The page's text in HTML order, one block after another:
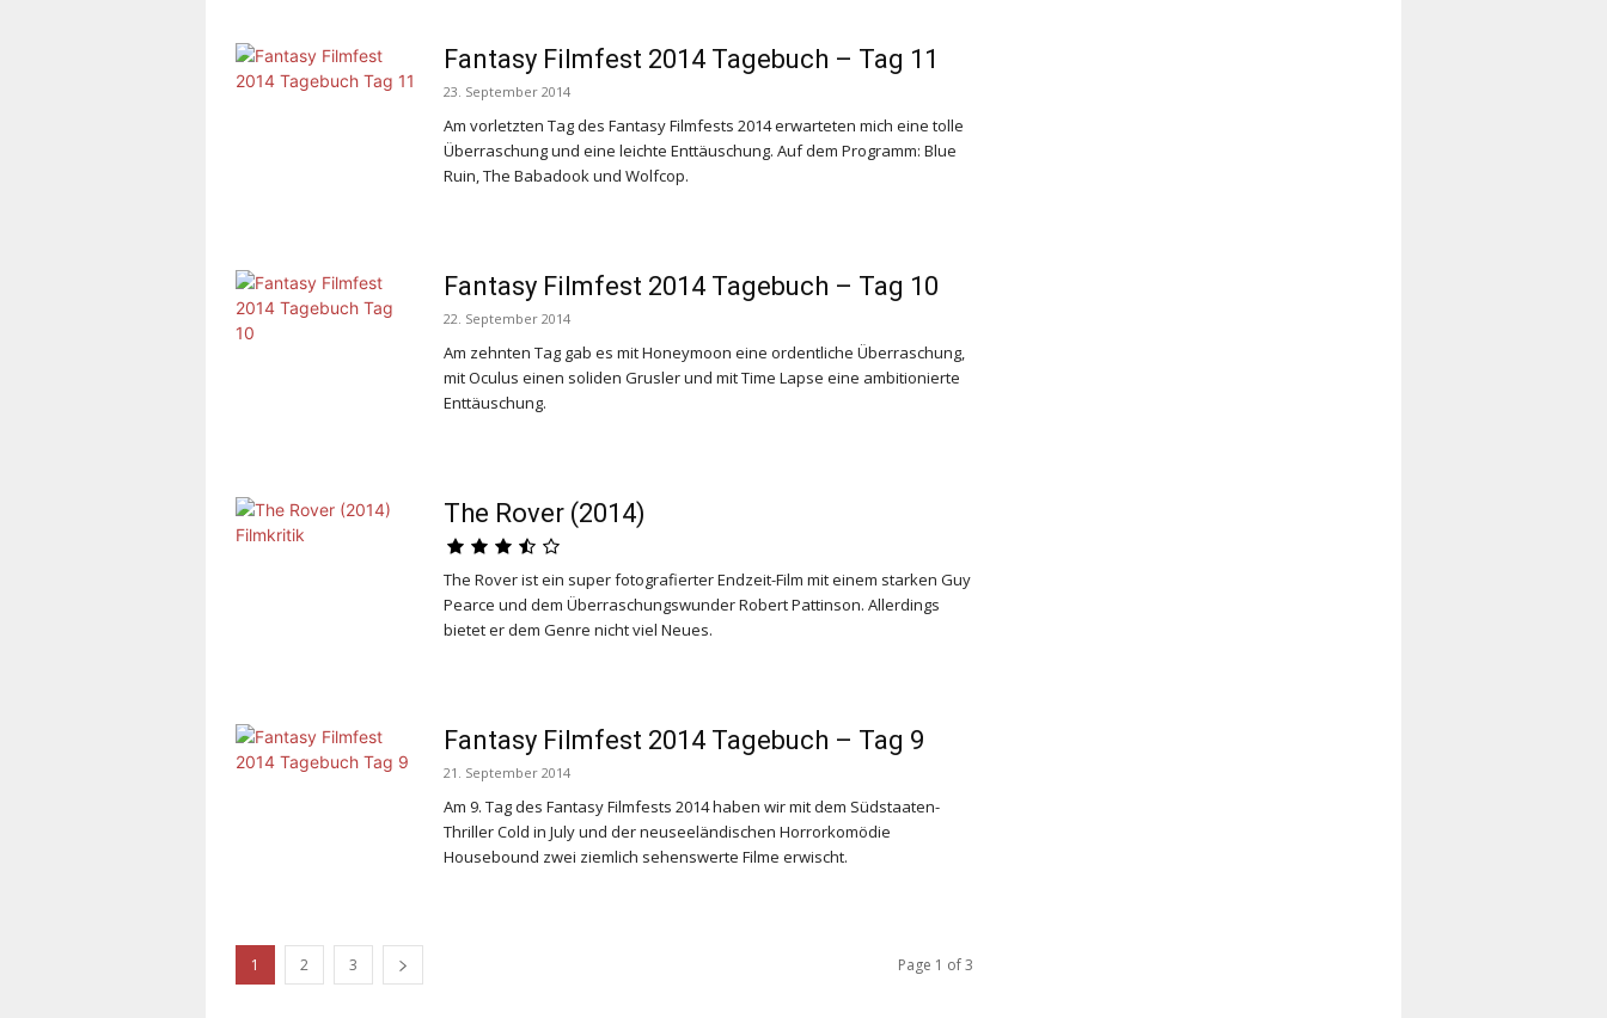
Fantasy Filmfest 2014 Tagebuch – Tag 11
23. September 2014
Am vorletzten Tag des Fantasy Filmfests 2014 erwarteten mich eine tolle
Überraschung und eine leichte Enttäuschung. Auf dem Programm: Blue
Ruin, The Babadook und Wolfcop.
Fantasy Filmfest 2014 Tagebuch – Tag 10
22. September 2014
Am zehnten Tag gab es mitHoneymoon eine ordentliche Überraschung,
mitOculus einen soliden Grusler und mitTime Lapse eine ambitionierte
Enttäuschung.
The Rover (2014)
The Roverist ein super fotografierter Endzeit-Film mit einem starken Guy
Pearce und dem Überraschungswunder Robert Pattinson. Allerdings
bietet er dem Genre nicht viel Neues.
Fantasy Filmfest 2014 Tagebuch – Tag 9
21. September 2014
Am 9. Tag des Fantasy Filmfests 2014 haben wir mit dem Südstaaten-
ThrillerCold in Julyund der neuseeländischen Horrorkomödie
Housebound zwei ziemlich sehenswerte Filme erwischt.
1 2 3 Page 1 of 3